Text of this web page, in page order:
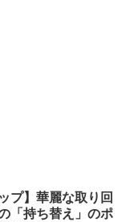
プ】華麗な取り回
「持ち替え」のポ